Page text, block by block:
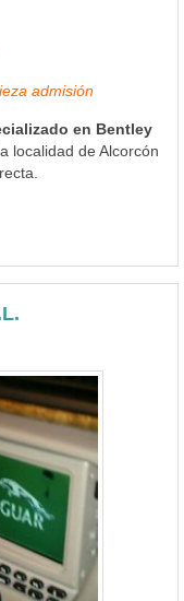
admisión
en Bentley
localidad de Alcorcón